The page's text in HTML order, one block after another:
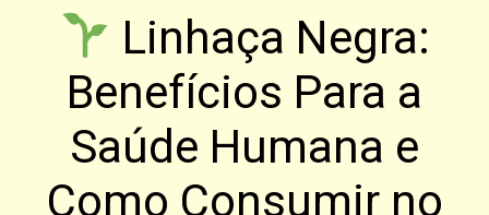
Linhaça Negra:
Benefícios Para a
Saúde Humana e
Como Consumir no